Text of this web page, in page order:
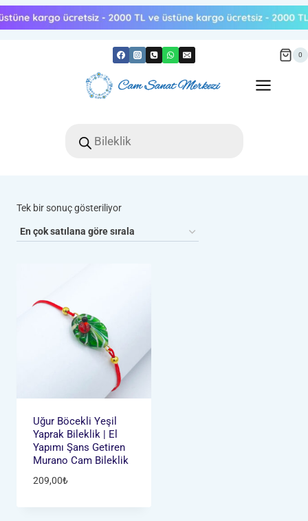
Skip
to
0
search
Tek bir sonuç gösteriliyor
Uğur Böcekli Yeşil
Yaprak Bileklik | El
Yapımı Şans Getiren
Murano Cam Bileklik
209,00₺